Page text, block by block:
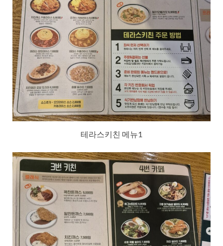
테라스키친 메뉴1